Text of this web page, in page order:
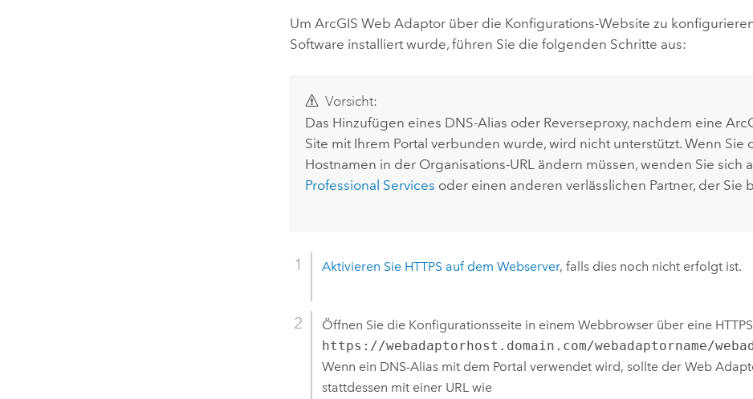
UmArcGIS Web Adaptor über die Konfigurations-Website zu
Software installiert wurde, führen Sie die folgenden Schritte aus:
Vorsicht:
Das Hinzufügen eines DNS-Alias oder Reverseproxy, nachdem eine
Site mit Ihrem Portal verbunden wurde, wird nicht unterstützt. Wenn Sie
Hostnamen in der Organisations-URL ändern müssen, wenden Sie sich
Professional Services oder einen anderen verlässlichen Partner, der Sie
Aktivieren Sie HTTPS auf dem Webserver, falls dies noch nicht erfolgt ist.
Öffnen Sie die Konfigurationsseite in einem Webbrowser über eine
https://webadaptorhost.domain.com/webadaptorname/
Wenn ein DNS-Alias mit dem Portal verwendet wird, sollte der Web
stattdessen mit einer URL wie